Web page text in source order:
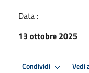
Data :
13 ottobre 2025
Condividi Vedi